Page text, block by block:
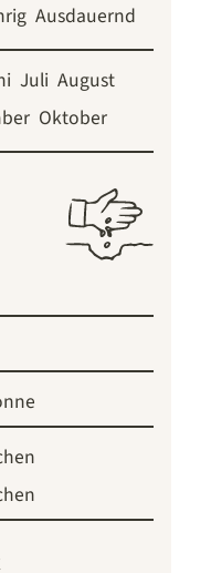
Ausdauernd
Juli August
Oktober